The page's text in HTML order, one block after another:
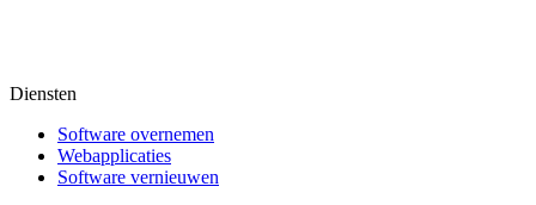
Diensten
Software overnemen
Webapplicaties
Software vernieuwen